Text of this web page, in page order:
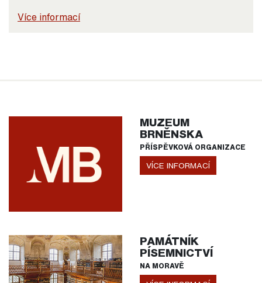
Více informací
MUZEUM
BRNĚNSKA
PŘÍSPĚVKOVÁ ORGANIZACE
VÍCE INFORMACÍ
PAMÁTNÍK
PÍSEMNICTVÍ
NA MORAVĚ